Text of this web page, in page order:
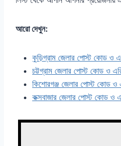
আরো দেখুন:
কুড়িগ্রাম জেলার পোস্ট কোড ও
চট্টগ্রাম জেলার পোস্ট কোড ও
কিশোরগঞ্জ জেলার পোস্ট কোড ও
কক্সবাজার জেলার পোস্ট কোড ও